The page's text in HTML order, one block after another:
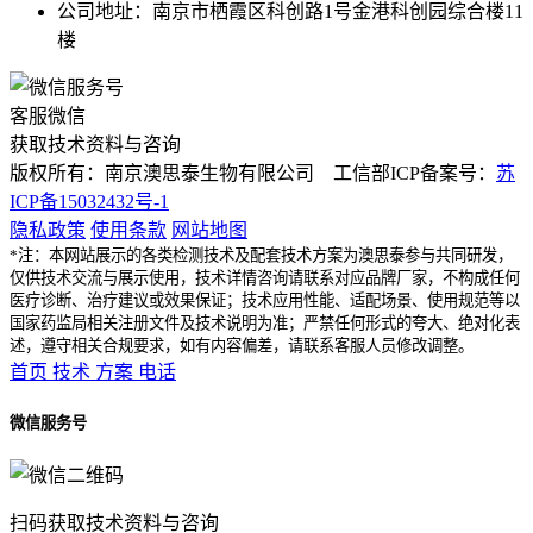
公司地址：南京市栖霞区科创路1号金港科创园综合楼11
楼
客服微信
获取技术资料与咨询
版权所有：南京澳思泰生物有限公司 工信部ICP备案号： 苏
ICP备15032432号-1
隐私政策 使用条款 网站地图
*注：本网站展示的各类检测技术及配套技术方案为澳思泰参与共同研发，
仅供技术交流与展示使用，技术详情咨询请联系对应品牌厂家，不构成任何
医疗诊断、治疗建议或效果保证；技术应用性能、适配场景、使用规范等以
国家药监局相关注册文件及技术说明为准；严禁任何形式的夸大、绝对化表
述，遵守相关合规要求，如有内容偏差，请联系客服人员修改调整。
首页 技术 方案 电话
微信服务号
扫码获取技术资料与咨询